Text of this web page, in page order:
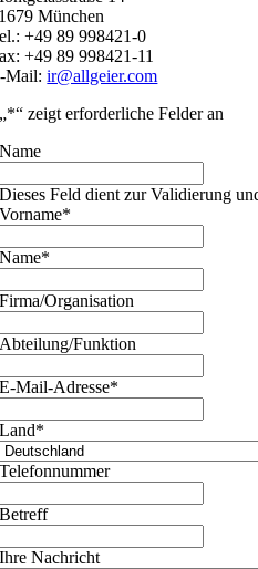
München
+49 89 998421-0
+49 89 998421-11
Mail:ir@allgeier.com
„*“ zeigt erforderliche Felder an
Name
Dieses Feld dient zur Validierung
Vorname*
Name*
Firma/Organisation
Abteilung/Funktion
E-Mail-Adresse*
Land*
Telefonnummer
Betreff
Ihre Nachricht